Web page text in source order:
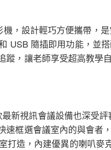
，設計輕巧方便攜帶，
USB 隨插即用功能，並
蹤，讓老師享受超高教學
新視訊會議設備也深受
速框選會議室內的與會者
打造，內建優異的喇叭麥